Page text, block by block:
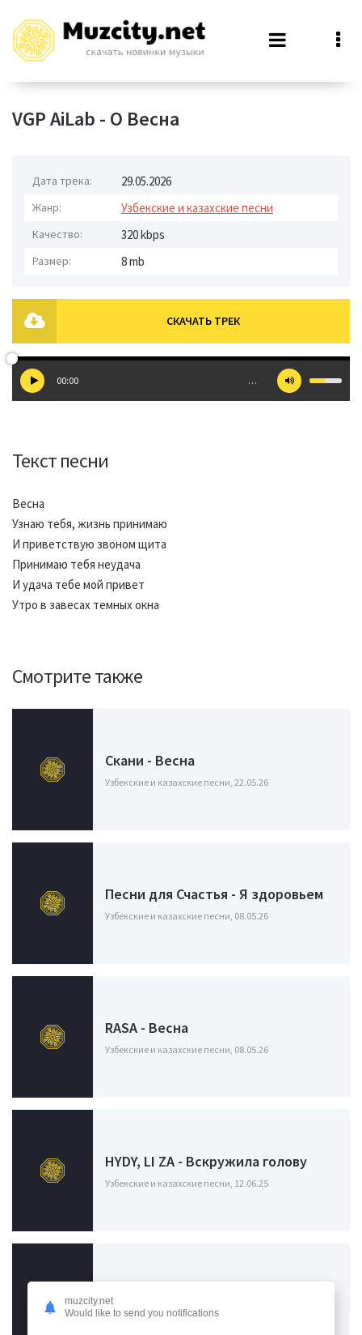
VGP AiLab - О Весна
Дата трека: 29.05.2026
Жанр: Узбекские и казахские песни
Качество: 320 kbps
Размер: 8 mb
СКАЧАТЬ ТРЕК
00:00 …
Текст песни
Весна
Узнаю тебя, жизнь принимаю
И приветствую звоном щита
Принимаю тебя неудача
И удача тебе мой привет
Утро в завесах темных окна
Смотрите также
Скани - Весна
Узбекские и казахские песни, 22.05.26
Песни для Счастья - Я здоровьем
Узбекские и казахские песни, 08.05.26
RASA - Весна
Узбекские и казахские песни, 08.05.26
HYDY, LI ZA - Вскружила голову
Узбекские и казахские песни, 12.06.25
Алексей Романюта - Весна
Узбекские и казахские песни, 05.05.24
muzcity.net
Would like to send you notifications